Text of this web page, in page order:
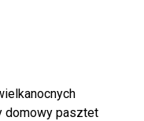
domowy pasztet